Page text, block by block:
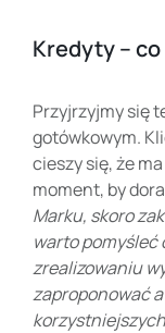
Kredyty – co
Przyjrzyjmy się
gotówkowym.
cieszy się, że
moment, by
Marku, skoro
warto pomyśleć
zrealizowaniu
zaproponować